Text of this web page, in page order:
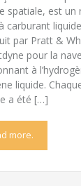
spatiale, est un
carburant
par Pratt &
pour la
à
liquide.
a été […]
more.